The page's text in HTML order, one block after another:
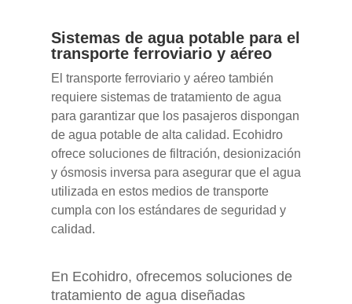
Sistemas de agua potable para el
transporte ferroviario y aéreo
El transporte ferroviario y aéreo también
requiere sistemas de tratamiento de agua
para garantizar que los pasajeros dispongan
de agua potable de alta calidad. Ecohidro
ofrece soluciones de filtración, desionización
y ósmosis inversa para asegurar que el agua
utilizada en estos medios de transporte
cumpla con los estándares de seguridad y
calidad.
En Ecohidro, ofrecemos soluciones de
tratamiento de agua diseñadas